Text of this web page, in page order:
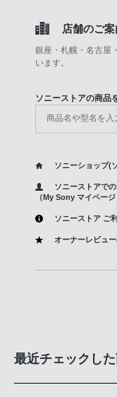
店舗のご案
銀座・札幌・名古屋
います。
ソニーストアの商品
ソニーショップ(
ソニーストアで
（My Sony マイページ
ソニーストア ご
オーナーレビュ
最近チェックし